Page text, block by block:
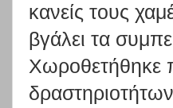
κανείς τους
βγάλει τα
Χωροθετήθηκε